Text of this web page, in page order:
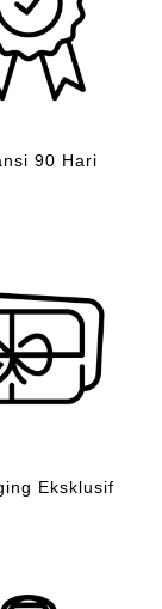
90 Hari
Eksklusif